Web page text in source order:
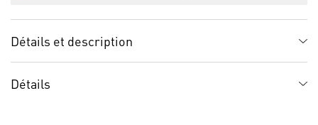
Détails et description
Détails